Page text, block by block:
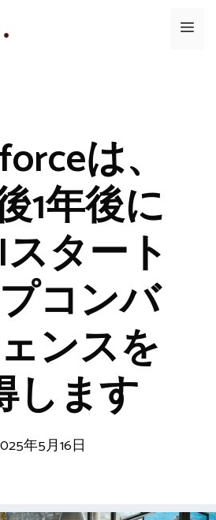
メ
は、
1年後に
タート
コンバ
ンスを
します
年5月16日